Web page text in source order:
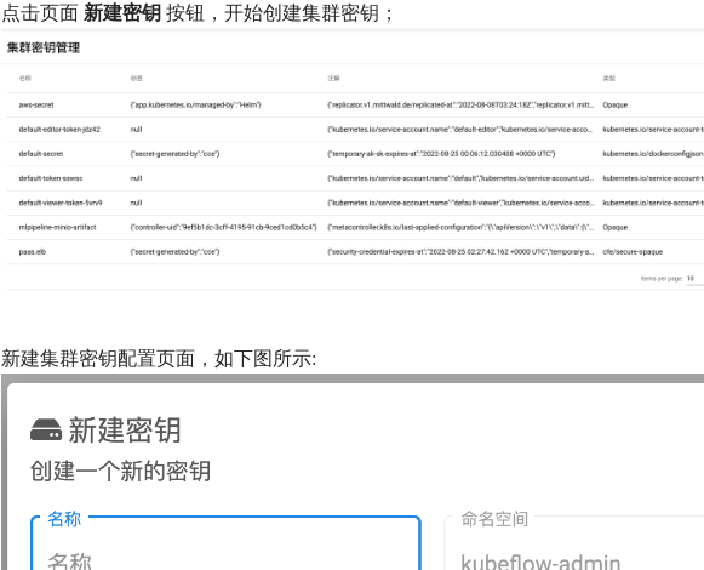
点击页面 新建密钥 按钮，开始创建集群密钥；
新建集群密钥配置页面，如下图所示: